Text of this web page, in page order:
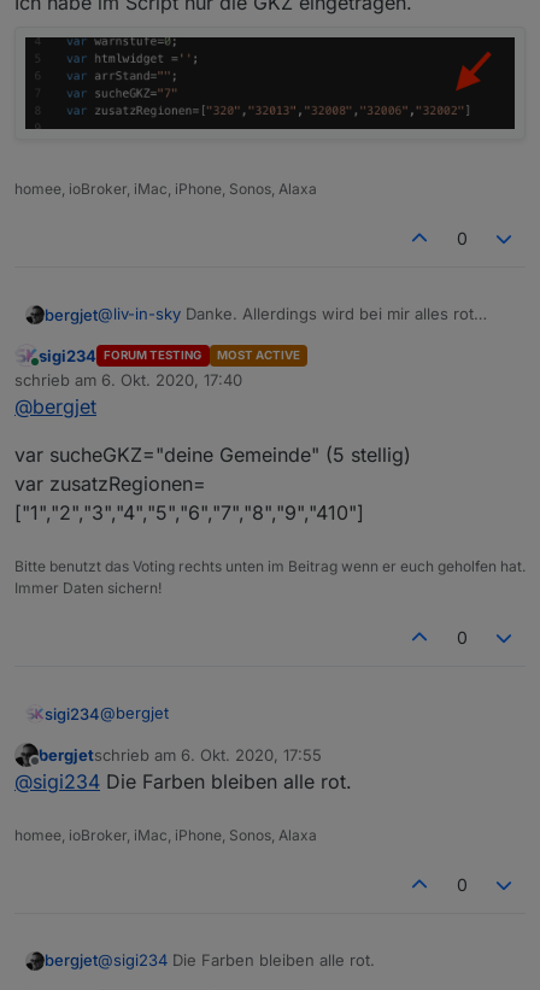
homee, ioBroker, iMac, iPhone, Sonos, Alaxa
0
bergjet@liv-in-sky Danke. Allerdings wird bei mir alles rot
Online
sigi234 FORUM TESTING MOST ACTIVE
schrieb am 6. Okt. 2020, 17:40
zuletzt editiert von
@bergjet
var sucheGKZ="deine Gemeinde" (5 stellig)
var zusatzRegionen=
["1","2","3","4","5","6","7","8","9","410"]
Bitte benutzt das Voting rechts unten im Beitrag wenn er euch geholfen hat.
Immer Daten sichern!
0
sigi234@bergjet
var zusatzRegionen=
Offline
bergjetschrieb am 6. Okt. 2020, 17:55
zuletzt editiert von
@sigi234 Die Farben bleiben alle rot.
homee, ioBroker, iMac, iPhone, Sonos, Alaxa
0
bergjet@sigi234 Die Farben bleiben alle rot.